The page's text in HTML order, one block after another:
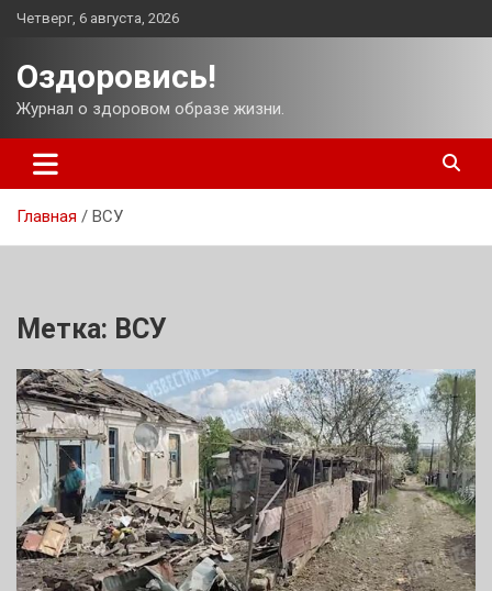
Перейти
Четверг, 6 августа, 2026
Оздоровись!
Журнал о здоровом образе жизни.
Главная ВСУ
Метка: ВСУ